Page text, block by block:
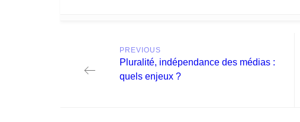
navigation
PREVIOUS
Previous
post:
Pluralité, indépendance des médias :
quels enjeux ?